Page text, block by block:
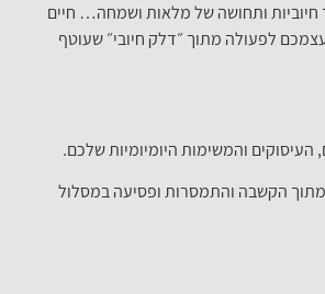
ותחושה של מלאות ושמחה… חיים
לפעולה מתוך ״דלק חיובי״ שעוטף
והמשימות היומיומיות שלכם.
מתוך הקשבה והתמסרות ופסיעה במסלול